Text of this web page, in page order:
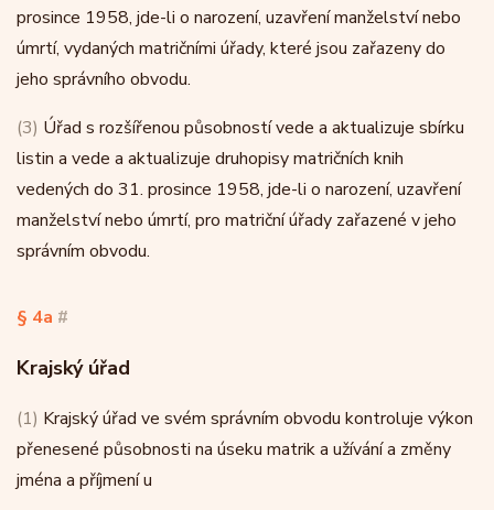
prosince 1958, jde-li o narození, uzavření manželství nebo
úmrtí, vydaných matričními úřady, které jsou zařazeny do
jeho správního obvodu.
(3) Úřad s rozšířenou působností vede a aktualizuje sbírku
listin a vede a aktualizuje druhopisy matričních knih
vedených do 31. prosince 1958, jde-li o narození, uzavření
manželství nebo úmrtí, pro matriční úřady zařazené v jeho
správním obvodu.
§ 4a #
Krajský úřad
(1) Krajský úřad ve svém správním obvodu kontroluje výkon
přenesené působnosti na úseku matrik a užívání a změny
jména a příjmení u